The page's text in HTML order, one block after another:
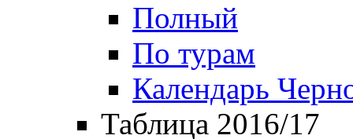
Полный
По турам
Календарь
Таблица 2016/17